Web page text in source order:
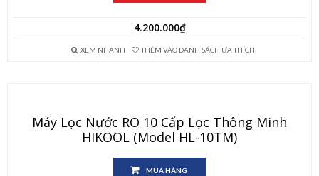
4.200.000₫
XEM NHANH THÊM VÀO DANH SÁCH ƯA THÍCH
Máy Lọc Nước RO 10 Cấp Lọc Thông Minh
HIKOOL (Model HL-10TM)
MUA HÀNG